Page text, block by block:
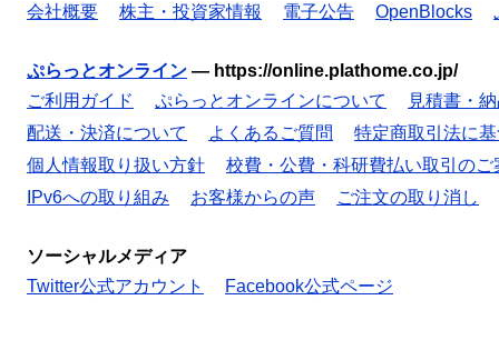
会社概要
株主・投資家情報 電子公告 OpenBlocks
ぷらっとオンライン — https://online.plathome.co.jp/
ご利用ガイド
ぷらっとオンラインについて
見積書・
配送・決済について
よくあるご質問
特定商取引法に
個人情報取り扱い方針
校費・公費・科研費払い取引のご
IPv6への取り組み
お客様からの声 ご注文の取り消し
ソーシャルメディア
Twitter公式アカウント
Facebook公式ページ